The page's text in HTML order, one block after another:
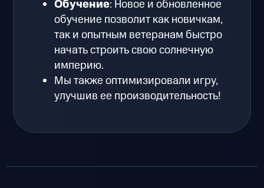
Обучение: Новое и обновленное
обучение позволит как новичкам,
так и опытным ветеранам быстро
начать строить свою солнечную
империю.
Мы также оптимизировали игру,
улучшив ее производительность!